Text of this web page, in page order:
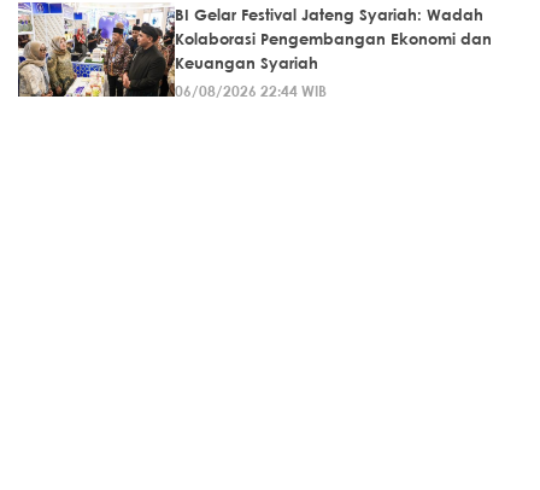
BI Gelar Festival Jateng Syariah: Wadah
Kolaborasi Pengembangan Ekonomi dan
Keuangan Syariah
06/08/2026 22:44 WIB